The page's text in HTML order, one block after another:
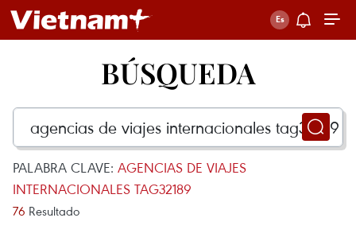
BÚSQUEDA
PALABRA CLAVE: AGENCIAS DE VIAJES
INTERNACIONALES TAG32189
76 Resultado